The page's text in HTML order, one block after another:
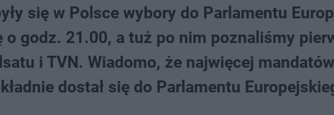
się w Polsce wybory do Parlamentu
o godz. 21.00, a tuż po nim poznaliśmy
i TVN. Wiadomo, że najwięcej
dostał się do Parlamentu